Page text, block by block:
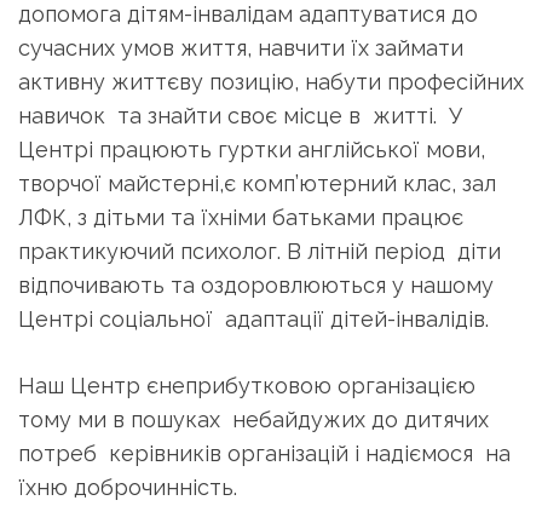
допомога дітям-інвалідам адаптуватися до
сучасних умов життя, навчити їх займати
активну життєву позицію, набути професійних
навичок та знайти своє місце в житті. У
Центрі працюють гуртки англійської мови,
творчої майстерні,є комп’ютерний клас, зал
ЛФК, з дітьми та їхніми батьками працює
практикуючий психолог. В літній період діти
відпочивають та оздоровлюються у нашому
Центрі соціальної адаптації дітей-інвалідів.
Наш Центр єнеприбутковою організацією
тому ми в пошуках небайдужих до дитячих
потреб керівників організацій і надіємося на
їхню доброчинність.